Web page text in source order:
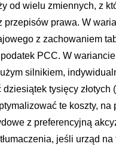
od wielu zmiennych, z
przepisów prawa. W
z zachowaniem
PCC. W
silnikiem,
tysięcy
te koszty,
z preferencyjną
jeśli urząd